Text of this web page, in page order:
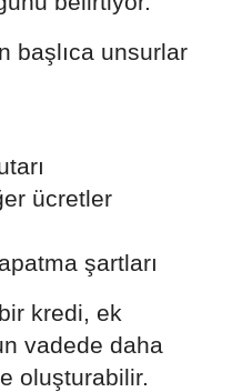
başlıca unsurlar
ücretler
şartları
kredi, ek
vadede daha
oluşturabilir.